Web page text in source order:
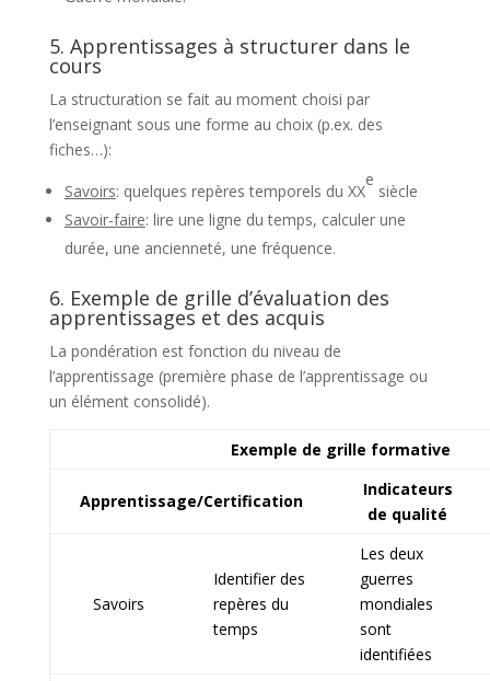
5. Apprentissages à structurer dans le
cours
La structuration se fait au moment choisi par
l’enseignant sous une forme au choix (p.ex. des
fiches…):
Savoirs: quelques repères temporels du XX
e
siècle
Savoir-faire: lire une ligne du temps, calculer une
durée, une ancienneté, une fréquence.
6. Exemple de grille d’évaluation des
apprentissages et des acquis
La pondération est fonction du niveau de
l’apprentissage (première phase de l’apprentissage ou
un élément consolidé).
Exemple de grille formative
Apprentissage/Certification
Indicateurs
de qualité
Savoirs
Identifier des
repères du
temps
Les deux
guerres
mondiales
sont
identifiées